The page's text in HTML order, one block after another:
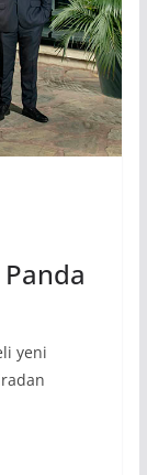
Panda
yeni